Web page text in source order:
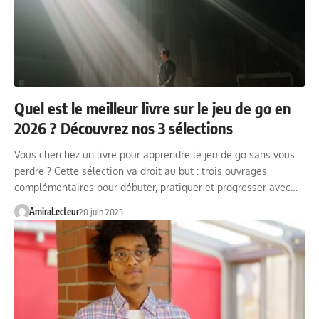
Quel est le meilleur livre sur le jeu de go en
2026 ? Découvrez nos 3 sélections
Vous cherchez un livre pour apprendre le jeu de go sans vous
perdre ? Cette sélection va droit au but : trois ouvrages
complémentaires pour débuter, pratiquer et progresser avec…
AmiraLecteur20 juin 2023